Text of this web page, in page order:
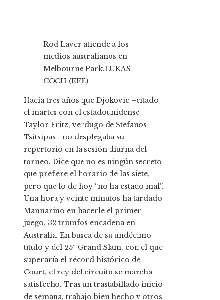
Rod Laver atiende a los
medios australianos en
Melbourne Park.LUKAS
COCH (EFE)
Hacía tres años que Djokovic –citado
el martes con el estadounidense
Taylor Fritz, verdugo de Stefanos
Tsitsipas– no desplegaba su
repertorio en la sesión diurna del
torneo. Dice que no es ningún secreto
que prefiere el horario de las siete,
pero que lo de hoy “no ha estado mal”.
Una hora y veinte minutos ha tardado
Mannarino en hacerle el primer
juego, 32 triunfos encadena en
Australia. En busca de su undécimo
título y del 25º Grand Slam, con el que
superaría el récord histórico de
Court, el rey del circuito se marcha
satisfecho. Tras un trastabillado inicio
de semana, trabajo bien hecho y otros